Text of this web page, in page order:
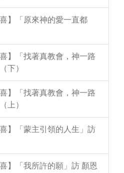
】「原來神的愛一直都
】「找著真教會，神一路
下）
】「找著真教會，神一路
上）
】「蒙主引領的人生」訪
】「我所許的願」訪 顏恩